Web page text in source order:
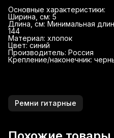
Основные характеристики:
Ширина, см: 5
Длина, см: Минимальная
144
Материал: хлопок
Цвет: синий
Производитель: Россия
Крепление/наконечник:
Ремни гитарные